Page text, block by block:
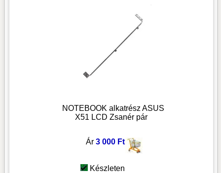
NOTEBOOK alkatrész ASUS
X51 LCD Zsanér pár
Ár 3 000 Ft
Készleten